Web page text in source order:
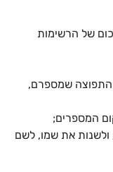
של הרשימות
שמספרם,
המספרים;
ולשנות את שמו, לשם